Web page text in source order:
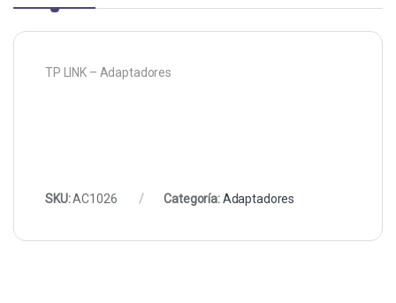
TP LINK – Adaptadores
SKU:AC1026 Categoría:Adaptadores